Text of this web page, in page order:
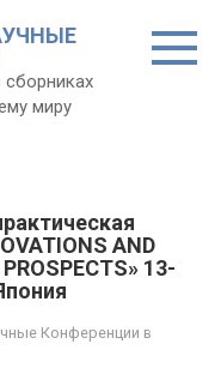
сборниках
миру
AND
13-
Конференции в